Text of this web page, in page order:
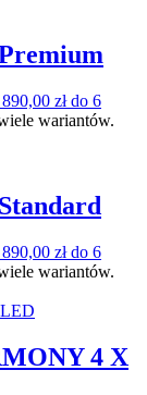
zł do 6
wariantów.
zł do 6
wariantów.
4 X